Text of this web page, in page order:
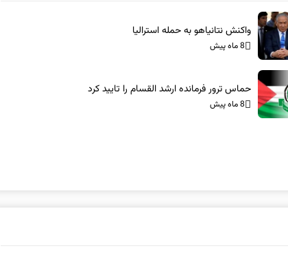
واکنش نتانیاهو به حمله استرالیا
8 ماه پیش
حماس ترور فرمانده ارشد القسام را تایید کرد
8 ماه پیش